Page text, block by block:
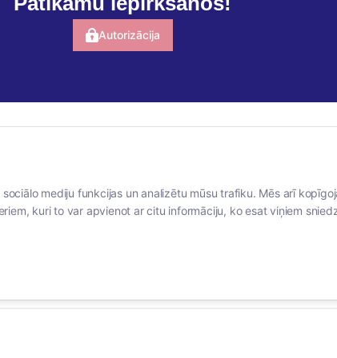
Autorizācija
facebook
linkedIn
mediju funkcijas un analizētu mūsu trafiku. Mēs arī
kuri to var apvienot ar citu informāciju, ko esat viņiem